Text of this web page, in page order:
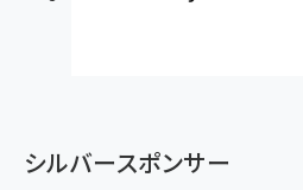
シルバースポンサー